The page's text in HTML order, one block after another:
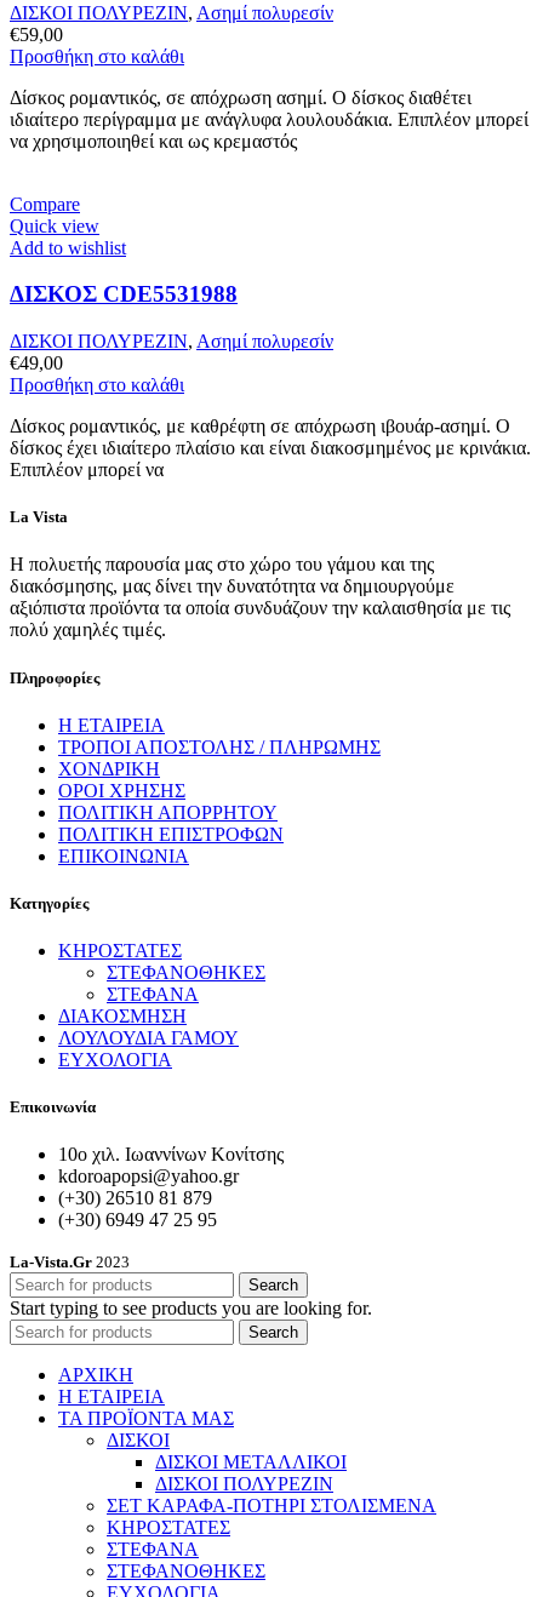
ΔΙΣΚΟΙ ΠΟΛΥΡΕΖΙΝ, Ασημί πολυρεσίν
€59,00
Προσθήκη στο καλάθι
Δίσκος ρομαντικός, σε απόχρωση ασημί. Ο δίσκος διαθέτει
ιδιαίτερο περίγραμμα με ανάγλυφα λουλουδάκια. Επιπλέον μπορεί
να χρησιμοποιηθεί και ως κρεμαστός
Compare
Quick view
Add to wishlist
ΔΙΣΚΟΣ CDE5531988
ΔΙΣΚΟΙ ΠΟΛΥΡΕΖΙΝ, Ασημί πολυρεσίν
€49,00
Προσθήκη στο καλάθι
Δίσκος ρομαντικός, με καθρέφτη σε απόχρωση ιβουάρ-ασημί. Ο
δίσκος έχει ιδιαίτερο πλαίσιο και είναι διακοσμημένος με κρινάκια.
Επιπλέον μπορεί να
La Vista
Η πολυετής παρουσία μας στο χώρο του γάμου και της
διακόσμησης, μας δίνει την δυνατότητα να δημιουργούμε
αξιόπιστα προϊόντα τα οποία συνδυάζουν την καλαισθησία με τις
πολύ χαμηλές τιμές.
Πληροφορίες
Η ΕΤΑΙΡΕΙΑ
ΤΡΟΠΟΙ ΑΠΟΣΤΟΛΗΣ / ΠΛΗΡΩΜΗΣ
ΧΟΝΔΡΙΚΗ
ΟΡΟΙ ΧΡΗΣΗΣ
ΠΟΛΙΤΙΚΗ ΑΠΟΡΡΗΤΟΥ
ΠΟΛΙΤΙΚΗ ΕΠΙΣΤΡΟΦΩΝ
ΕΠΙΚΟΙΝΩΝΙΑ
Κατηγορίες
ΚΗΡΟΣΤΑΤΕΣ
ΣΤΕΦΑΝΟΘΗΚΕΣ
ΣΤΕΦΑΝΑ
ΔΙΑΚΟΣΜΗΣΗ
ΛΟΥΛΟΥΔΙΑ ΓΑΜΟΥ
ΕΥΧΟΛΟΓΙΑ
Επικοινωνία
10ο χιλ. Ιωαννίνων Κονίτσης
kdoroapopsi@yahoo.gr
(+30) 26510 81 879
(+30) 6949 47 25 95
La-Vista.Gr 2023
Search
Start typing to see products you are looking for.
Search
ΑΡΧΙΚΗ
Η ΕΤΑΙΡΕΙΑ
ΤΑ ΠΡΟΪΟΝΤΑ ΜΑΣ
ΔΙΣΚΟΙ
ΔΙΣΚΟΙ ΜΕΤΑΛΛΙΚΟΙ
ΔΙΣΚΟΙ ΠΟΛΥΡΕΖΙΝ
ΣΕΤ ΚΑΡΑΦΑ-ΠΟΤΗΡΙ ΣΤΟΛΙΣΜΕΝΑ
ΚΗΡΟΣΤΑΤΕΣ
ΣΤΕΦΑΝΑ
ΣΤΕΦΑΝΟΘΗΚΕΣ